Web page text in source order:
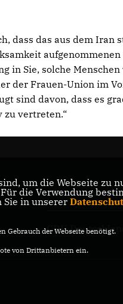
dass das aus dem Iran
in Sie, solche
der Frauen-Union im
sind davon, dass es
zu vertreten.“
CDU Baden-
CDU
um die Webseite
die Verwendung
in unserer
Gebrauch der Webseite benötigt.
von Drittanbietern ein.